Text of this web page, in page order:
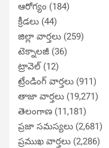
ఆరోగ్యం (184)
క్రీడలు (44)
జిల్లా వార్తలు (259)
టెక్నాలజీ (36)
ట్రావెల్(12)
ట్రేండింగ్ వార్తలు (911)
తాజా వార్తలు (19,271)
తెలంగాణ (11,181)
ప్రజా సమస్యలు (2,681)
ప్రముఖ వార్తలు (2,286)